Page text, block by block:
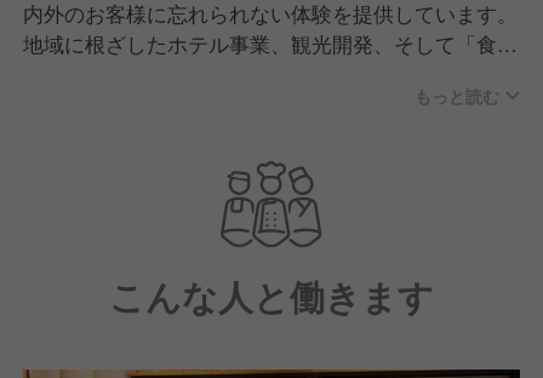
内外のお客様に忘れられない体験を提供しています。
地域に根ざしたホテル事業、観光開発、そして「食」
開。私たちは、お客様一人ひとりに心温まるおもてな
信しています。私たちのミッションは、北海道を訪れ
るすべての人々に最高の感動と喜びをお届けすること
もっと読む
こんな人と働きます